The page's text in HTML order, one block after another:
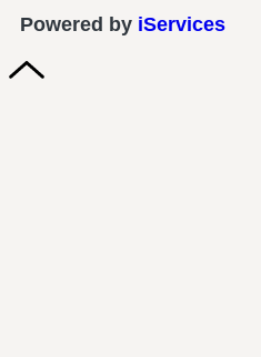
Powered by iServices